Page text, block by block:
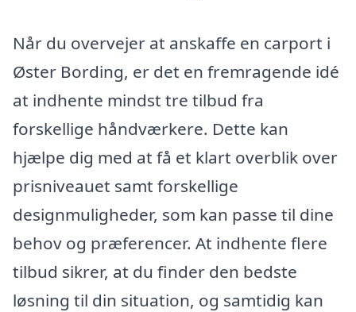
Når du overvejer at anskaffe en carport i
Øster Bording, er det en fremragende idé
at indhente mindst tre tilbud fra
forskellige håndværkere. Dette kan
hjælpe dig med at få et klart overblik over
prisniveauet samt forskellige
designmuligheder, som kan passe til dine
behov og præferencer. At indhente flere
tilbud sikrer, at du finder den bedste
løsning til din situation, og samtidig kan